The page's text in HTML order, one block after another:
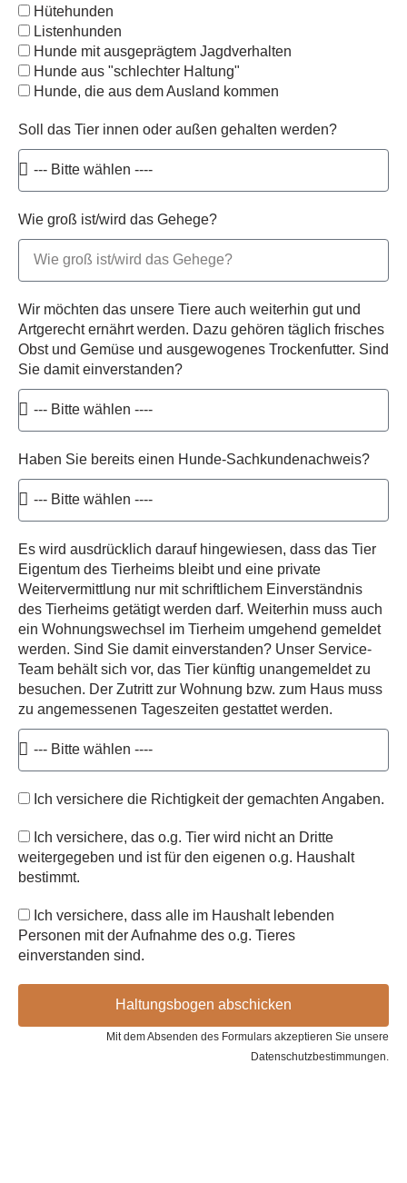
Hütehunden
Listenhunden
Hunde mit ausgeprägtem Jagdverhalten
Hunde aus "schlechter Haltung"
Hunde, die aus dem Ausland kommen
Soll das Tier innen oder außen gehalten werden?
Wie groß ist/wird das Gehege?
Wir möchten das unsere Tiere auch weiterhin gut und
Artgerecht ernährt werden. Dazu gehören täglich frisches
Obst und Gemüse und ausgewogenes Trockenfutter. Sind
Sie damit einverstanden?
Haben Sie bereits einen Hunde-Sachkundenachweis?
Es wird ausdrücklich darauf hingewiesen, dass das Tier
Eigentum des Tierheims bleibt und eine private
Weitervermittlung nur mit schriftlichem Einverständnis
des Tierheims getätigt werden darf. Weiterhin muss auch
ein Wohnungswechsel im Tierheim umgehend gemeldet
werden. Sind Sie damit einverstanden? Unser Service-
Team behält sich vor, das Tier künftig unangemeldet zu
besuchen. Der Zutritt zur Wohnung bzw. zum Haus muss
zu angemessenen Tageszeiten gestattet werden.
Ich versichere die Richtigkeit der gemachten Angaben.
Ich versichere, das o.g. Tier wird nicht an Dritte
weitergegeben und ist für den eigenen o.g. Haushalt
bestimmt.
Ich versichere, dass alle im Haushalt lebenden
Personen mit der Aufnahme des o.g. Tieres
einverstanden sind.
Haltungsbogen abschicken
Mit dem Absenden des Formulars akzeptieren Sie unsere
Datenschutzbestimmungen.